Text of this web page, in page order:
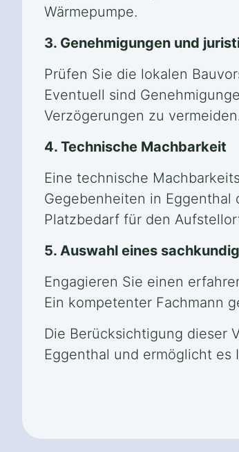
Wärmepumpe.
3. Genehmigungen und
Prüfen Sie die lokalen
Eventuell sind
Verzögerungen zu
4. Technische Machbarkeit
Eine technische
Gegebenheiten in Eggenthal
Platzbedarf für den
5. Auswahl eines
Engagieren Sie einen
Ein kompetenter Fachmann
Die Berücksichtigung dieser
Eggenthal und ermöglicht